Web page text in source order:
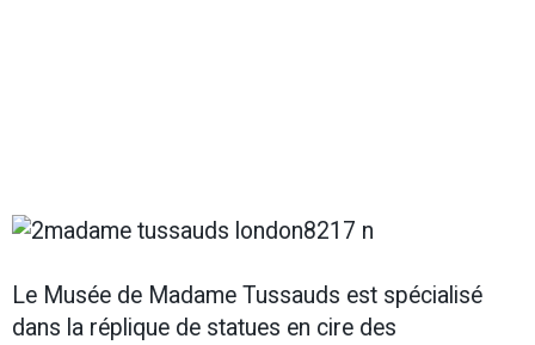
Le Musée de Madame Tussauds est spécialisé
dans la réplique de statues en cire des